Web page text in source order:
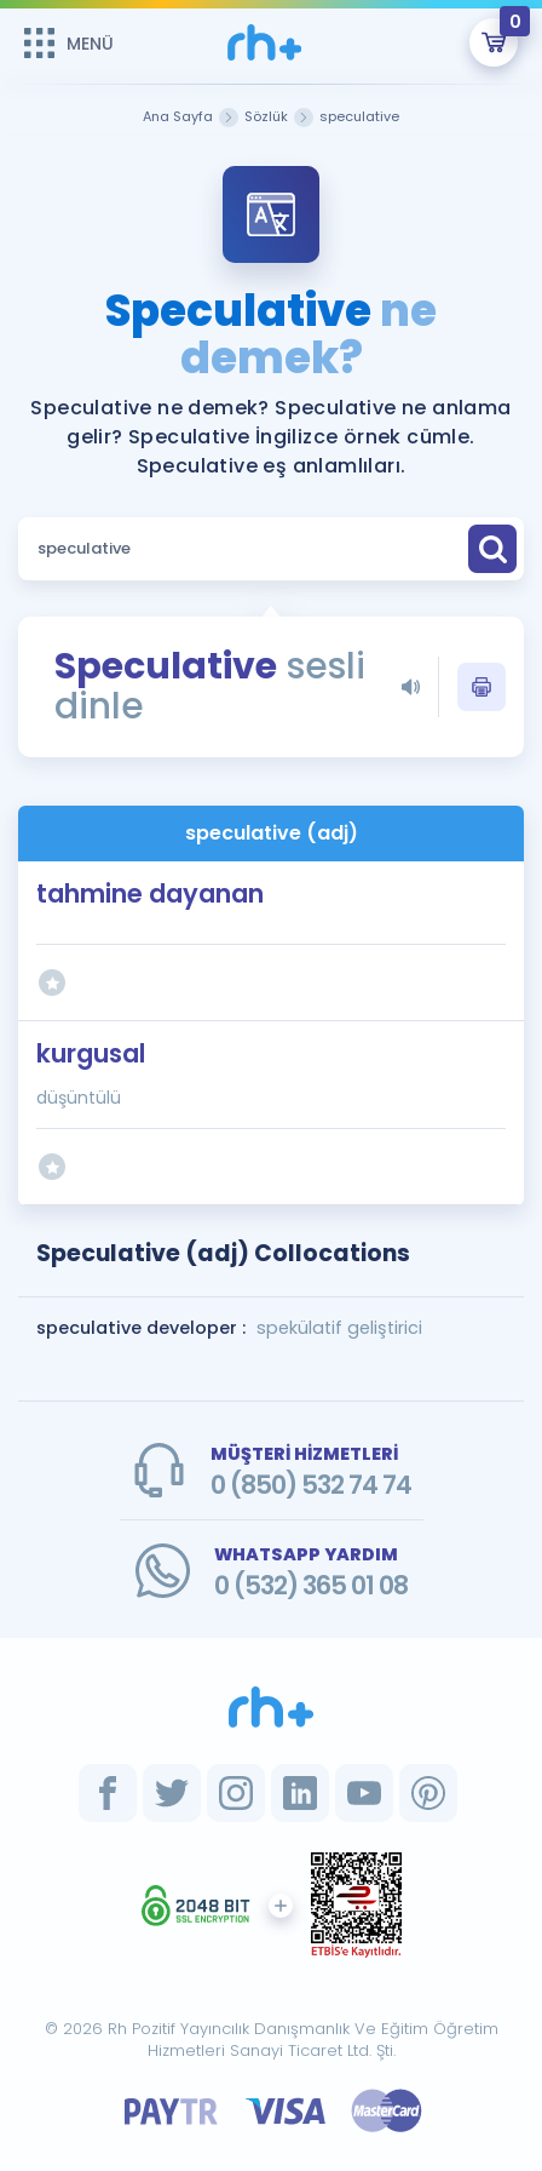
MENÜ
0
Şifremi Hatırlamıyorum
Sepetin Şu An Boş.
Remzi Hoca ile seni sınava hazırlayacak onlarca eğitim seni
bekliyor!
MENÜ
Katılımcı Görüşleri
Faydalı Araçlar
Ücretsiz Kaynaklar
ÖSYM Sınav Takvimi
Kampanyalar
İngilizce Gramer
İngilizce Gramer
Ana Sayfa Sözlük speculative
Speculativene
demek?
Speculative ne demek? Speculative ne anlama
gelir? Speculative İngilizce örnek cümle.
Speculative eş anlamlıları.
Speculative sesli
dinle
speculative (adj)
tahmine dayanan
kurgusal
düşüntülü
Speculative (adj) Collocations
speculative developer : spekülatif geliştirici
MÜŞTERİ HİZMETLERİ
0 (850) 532 74 74
WHATSAPP YARDIM
0 (532) 365 01 08
© 2026 Rh Pozitif Yayıncılık Danışmanlık Ve Eğitim Öğretim
Hizmetleri Sanayi Ticaret Ltd. Şti.